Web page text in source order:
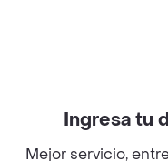
©2026
Ingresa tu
Mejor servicio,